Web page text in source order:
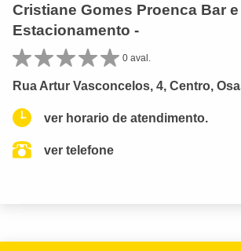
Cristiane Gomes Proenca Bar e
Estacionamento -
0 aval.
Rua Artur Vasconcelos, 4, Centro,
ver horario de atendimento.
ver telefone